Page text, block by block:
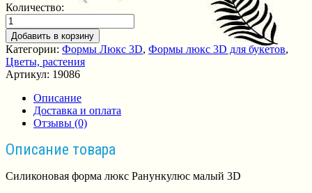
Количество:
Добавить в корзину
Категории: Формы Люкс 3D, Формы люкс 3D для букетов,
Цветы, растения
Артикул: 19086
Описание
Доставка и оплата
Отзывы (0)
Описание товара
Силиконовая форма люкс Ранункулюс малый 3D